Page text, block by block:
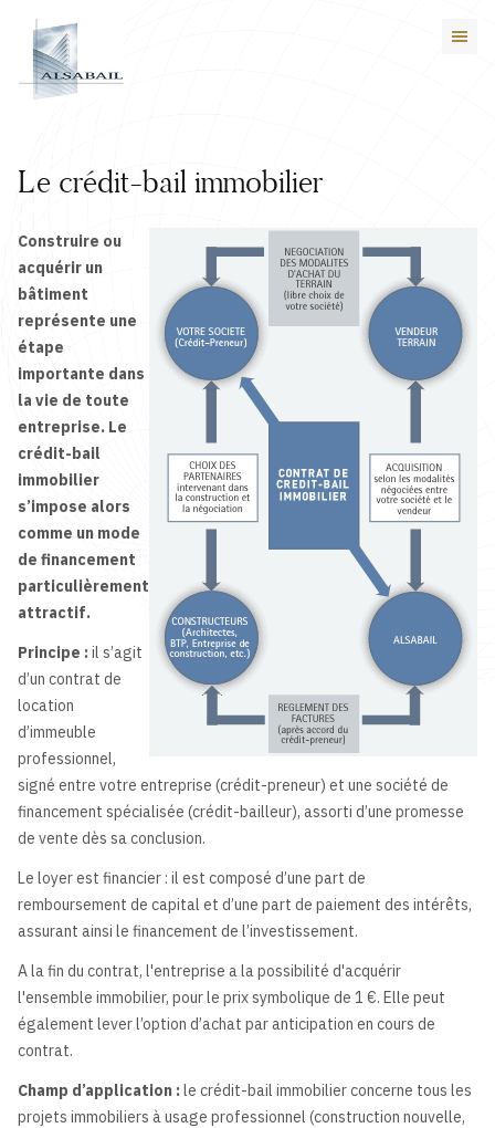
Le crédit-bail immobilier
Construire ou
acquérir un
bâtiment
représente une
étape
importante dans
la vie de toute
entreprise. Le
crédit-bail
immobilier
s’impose alors
comme un mode
de financement
particulièrement
attractif.
Principe :il s’agit
d’un contrat de
location
d’immeuble
professionnel,
signé entre votre entreprise (crédit-preneur) et une société de
financement spécialisée (crédit-bailleur), assorti d’une promesse
de vente dès sa conclusion.
Le loyer est financier : il est composé d’une part de
remboursement de capital et d’une part de paiement des intérêts,
assurant ainsi le financement de l’investissement.
A la fin du contrat, l'entreprise a la possibilité d'acquérir
l'ensemble immobilier, pour le prix symbolique de 1 €. Elle peut
également lever l’option d’achat par anticipation en cours de
contrat.
Champ d’application :le crédit-bail immobilier concerne tous les
projets immobiliers à usage professionnel (construction nouvelle,